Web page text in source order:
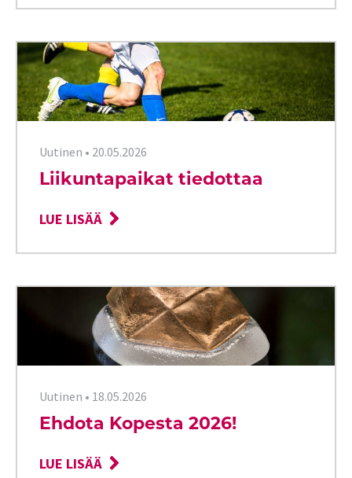
Uutinen • 20.05.2026
Liikuntapaikat tiedottaa
LUE LISÄÄ
Uutinen • 18.05.2026
Ehdota Kopesta 2026!
LUE LISÄÄ